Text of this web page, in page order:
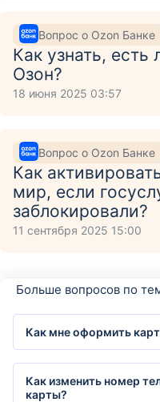
Вопрос о Ozon Банке
Как узнать,
Озон?
18 июня 2025 03:57
Вопрос о Ozon Банке
Как
мир, если
заблокировали?
11 сентября 2025 15:00
Больше вопросов по
Как мне оформить
Как изменить номер
карты?